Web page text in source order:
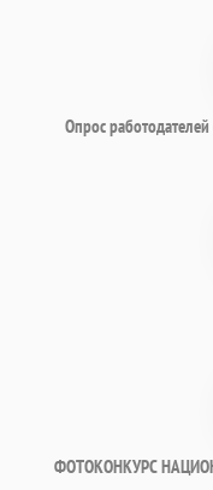
Опрос
ФОТОКОНКУРС